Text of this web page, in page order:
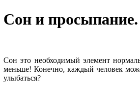
Сон и просыпание.
Сон это необходимый элемент
меньше! Конечно, каждый человек
улыбаться?